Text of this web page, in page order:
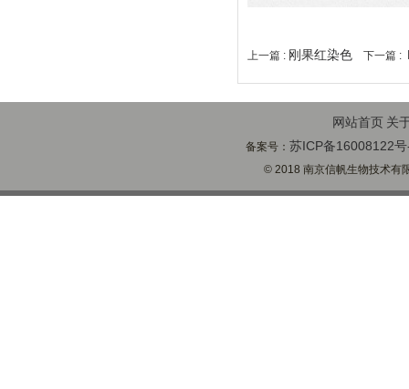
上一篇 : 刚果红染色 下一篇 :
网站首页 关
备案号： 苏ICP备16008122
© 2018 南京信帆生物技术有